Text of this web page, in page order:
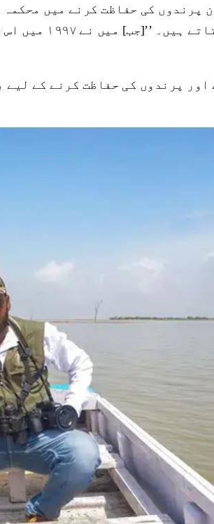
کی حفاظت کرنے میں محکمہ
لیے بطور ملاح
اور پرندوں کی حفاظت کرنے کے